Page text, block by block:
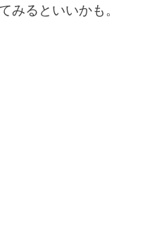
みるといいかも。